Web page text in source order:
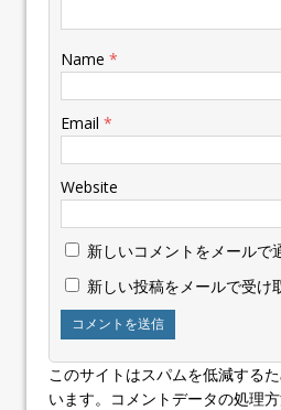
Name *
Email *
Website
新しいコメントをメールで
新しい投稿をメールで受け
このサイトはスパムを低減する
います。 コメントデータの処理